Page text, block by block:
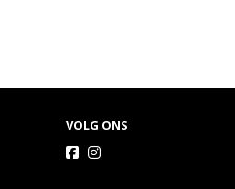
VOLG ONS